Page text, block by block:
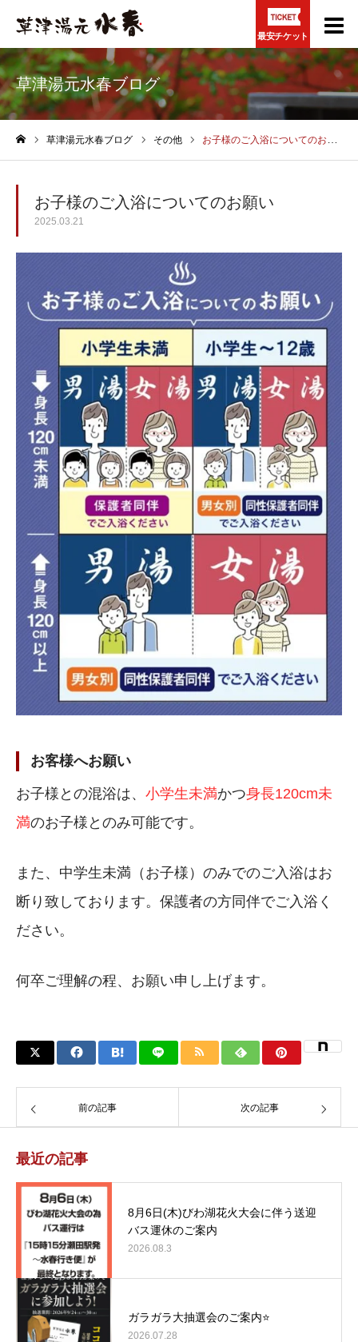
最安チケット
草津湯元水春ブログ
草津湯元水春ブログ その他 お子様のご入浴についてのお願い
お子様のご入浴についてのお願い
2025.03.21
お客様へお願い
お子様との混浴は、 小学生未満かつ身長120cm未
満のお子様とのみ可能です。
また、中学生未満（お子様）のみでのご入浴はお
断り致しております。 保護者の方同伴でご入浴く
ださい。
何卒ご理解の程、お願い申し上げます。
前の記事 次の記事
最近の記事
8月6日(木)びわ湖花火大会に伴う送迎
バス運休のご案内
2026.08.3
ガラガラ大抽選会のご案内⭐
2026.07.28